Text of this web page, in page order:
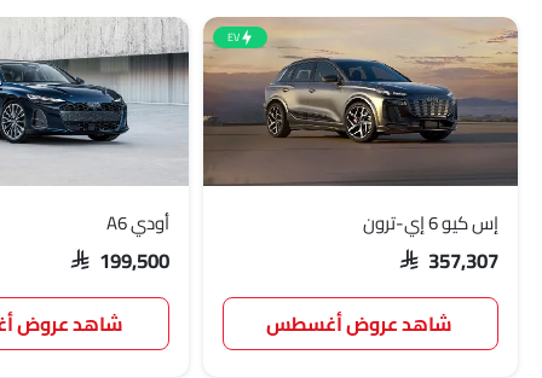
EV
إس كيو 6 إي-ترون
SAR 357,307
شاهد عروض أغسطس
أودي A6
SAR 199,500
شاهد عروض